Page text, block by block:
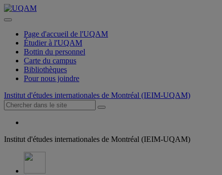
Page d'accueil de l'UQAM
Étudier à l'UQAM
Bottin du personnel
Carte du campus
Bibliothèques
Pour nous joindre
Institut d'études internationales de Montréal (IEIM-UQAM)
Institut d'études internationales de Montréal (IEIM-UQAM)